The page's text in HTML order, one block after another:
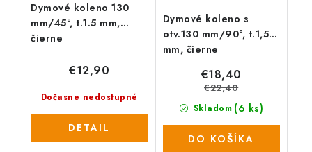
Dymové koleno 130
mm/45°, t.1.5 mm,
čierne
Dočasne nedostupné
€12,90
DETAIL
Dymové koleno s
otv.130 mm/90°, t.1,5
mm, čierne
Skladom (6 ks)
€18,40
€22,40
DO KOŠÍKA